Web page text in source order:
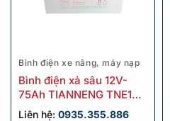
Bình điện xe nâng, máy nạp
Bình điện xả sâu 12V-
75Ah TIANNENG TNE12-
75
Liên hệ: 0935.355.886